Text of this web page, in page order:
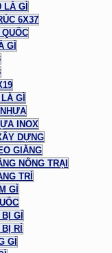
LÀ GÌ
6X37
GÌ
GÌ
INOX
DỰNG
GIẰNG
NÔNG TRẠI
TRÍ
GÌ
BỊ GỈ
BỊ RỈ
GỈ